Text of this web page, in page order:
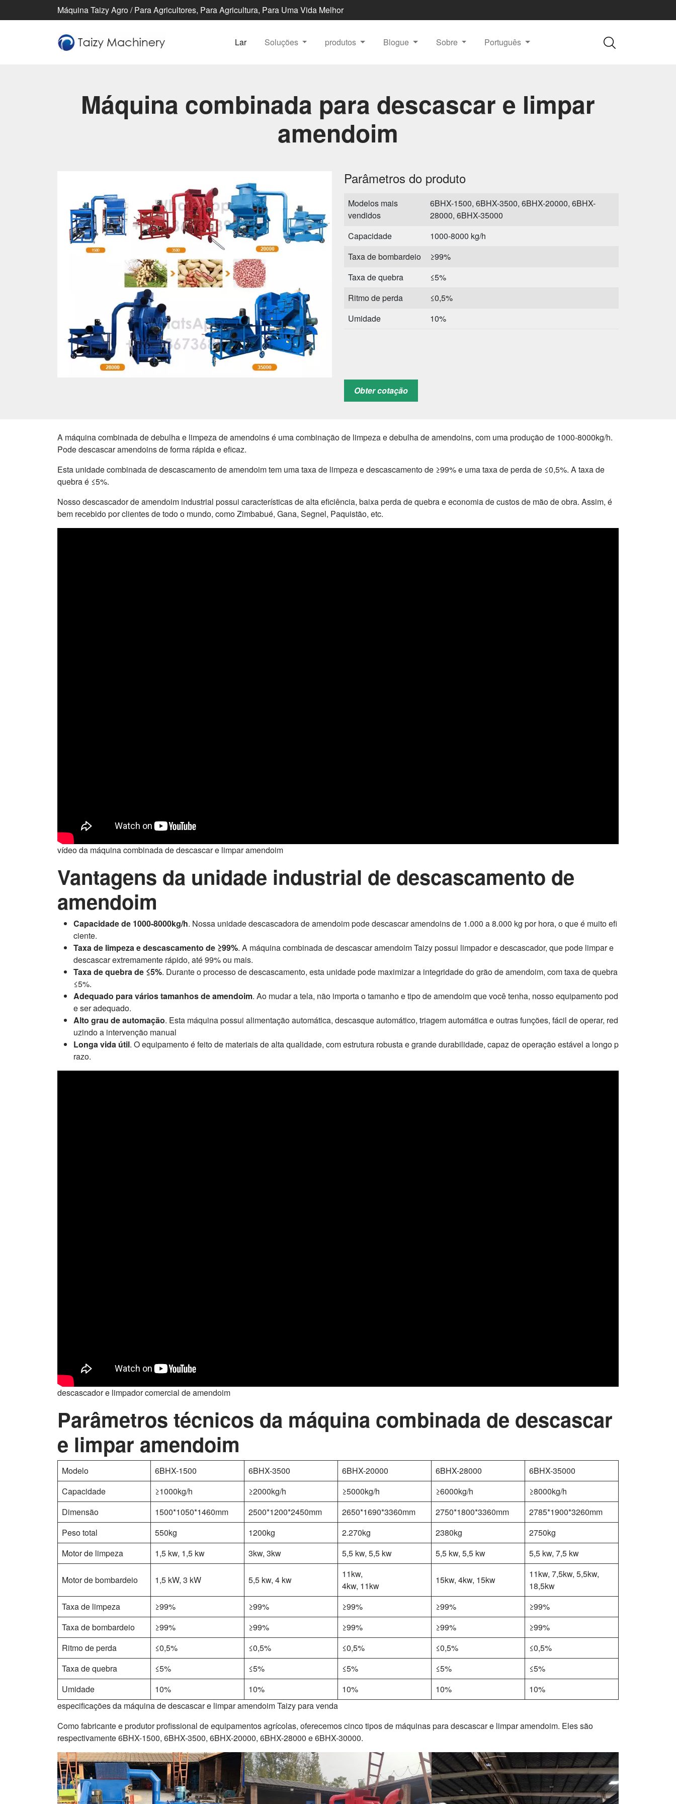
Máquina Taizy Agro / Para Agricultores, Para Agricultura, Para Uma Vida Melhor
Lar Soluções produtos Blogue Sobre Português
Máquina combinada para descascar e limpar
amendoim
Parâmetros do produto
Modelos mais
vendidos
6BHX-1500, 6BHX-3500, 6BHX-20000, 6BHX-
28000, 6BHX-35000
Capacidade
1000-8000 kg/h
Taxa de bombardeio
≥99%
Taxa de quebra
≤5%
Ritmo de perda
≤0,5%
Umidade
10%
Obter cotação
A máquina combinada de debulha e limpeza de amendoins é uma combinação de limpeza e debulha de amendoins, com uma produção de 1000-8000kg/h.
Pode descascar amendoins de forma rápida e eficaz.
Esta unidade combinada de descascamento de amendoim tem uma taxa de limpeza e descascamento de ≥99% e uma taxa de perda de ≤0,5%. A taxa de
quebra é ≤5%.
Nosso descascador de amendoim industrial possui características de alta eficiência, baixa perda de quebra e economia de custos de mão de obra. Assim, é
bem recebido por clientes de todo o mundo, como Zimbabué, Gana, Segnel, Paquistão, etc.
vídeo da máquina combinada de descascar e limpar amendoim
Vantagens da unidade industrial de descascamento de
amendoim
Capacidade de 1000-8000kg/h. Nossa unidade descascadora de amendoim pode descascar amendoins de 1.000 a 8.000 kg por hora, o que é muito efi
ciente.
Taxa de limpeza e descascamento de ≥99%. A máquina combinada de descascar amendoim Taizy possui limpador e descascador, que pode limpar e
descascar extremamente rápido, até 99% ou mais.
Taxa de quebra de ≤5%. Durante o processo de descascamento, esta unidade pode maximizar a integridade do grão de amendoim, com taxa de quebra
≤5%.
Adequado para vários tamanhos de amendoim. Ao mudar a tela, não importa o tamanho e tipo de amendoim que você tenha, nosso equipamento pod
e ser adequado.
Alto grau de automação. Esta máquina possui alimentação automática, descasque automático, triagem automática e outras funções, fácil de operar, red
uzindo a intervenção manual
Longa vida útil. O equipamento é feito de materiais de alta qualidade, com estrutura robusta e grande durabilidade, capaz de operação estável a longo p
razo.
descascador e limpador comercial de amendoim
Parâmetros técnicos da máquina combinada de descascar
e limpar amendoim
Modelo 6BHX-1500 6BHX-3500 6BHX-20000 6BHX-28000
6BHX-35000
Capacidade
≥1000kg/h ≥2000kg/h ≥5000kg/h ≥6000kg/h
≥8000kg/h
Dimensão
1500*1050*1460mm 2500*1200*2450mm 2650*1690*3360mm 2750*1800*3360mm
2785*1900*3260mm
Peso total
550kg 1200kg 2.270kg 2380kg
2750kg
Motor de limpeza
1,5 kw, 1,5 kw 3kw, 3kw 5,5 kw, 5,5 kw 5,5 kw, 5,5 kw 5,5 kw, 7,5 kw
Motor de bombardeio 1,5 kW, 3 kW 5,5 kw, 4 kw
11kw,
4kw, 11kw
15kw, 4kw, 15kw
11kw, 7,5kw, 5,5kw,
18,5kw
Taxa de limpeza
≥99% ≥99% ≥99% ≥99%
≥99%
Taxa de bombardeio
≥99% ≥99% ≥99% ≥99%
≥99%
Ritmo de perda
≤0,5% ≤0,5% ≤0,5% ≤0,5%
≤0,5%
Taxa de quebra
≤5% ≤5% ≤5% ≤5%
≤5%
Umidade
10% 10% 10% 10%
10%
especificações da máquina de descascar e limpar amendoim Taizy para venda
Como fabricante e produtor profissional de equipamentos agrícolas, oferecemos cinco tipos de máquinas para descascar e limpar amendoim. Eles são
respectivamente 6BHX-1500, 6BHX-3500, 6BHX-20000, 6BHX-28000 e 6BHX-30000.